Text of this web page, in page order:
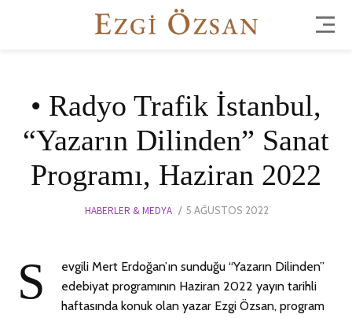
• Radyo Trafik İstanbul,
“Yazarın Dilinden” Sanat
Programı, Haziran 2022
HABERLER & MEDYA
POSTED
5 AĞUSTOS 2022
S
evgili Mert Erdoğan’ın sunduğu “Yazarın Dilinden”
edebiyat programının Haziran 2022 yayın tarihli
haftasında konuk olan yazar Ezgi Özsan, program